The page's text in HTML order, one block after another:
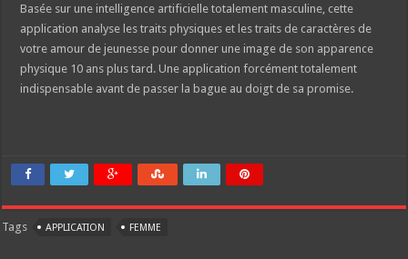
Basée sur une intelligence artificielle totalement masculine, cette
application analyse les traits physiques et les traits de caractères de
votre amour de jeunesse pour donner une image de son apparence
physique 10 ans plus tard. Une application forcément totalement
indispensable avant de passer la bague au doigt de sa promise.
Tags APPLICATION FEMME